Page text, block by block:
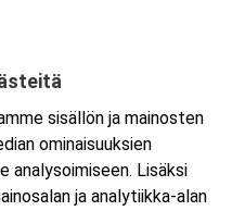
sisällön ja mainosten
ominaisuuksien
analysoimiseen. Lisäksi
ja analytiikka-alan